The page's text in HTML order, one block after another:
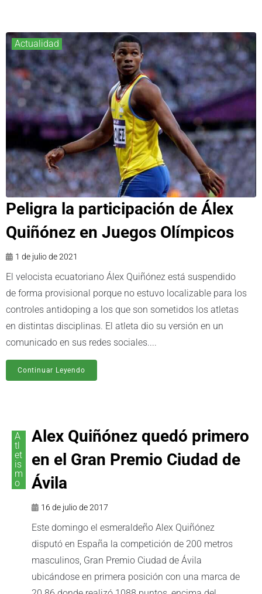
Actualidad
Peligra la participación de Álex
Quiñónez en Juegos Olímpicos
1 de julio de 2021
El velocista ecuatoriano Álex Quiñónez está suspendido
de forma provisional porque no estuvo localizable para los
controles antidoping a los que son sometidos los atletas
en distintas disciplinas. El atleta dio su versión en un
comunicado en sus redes sociales....
Continuar Leyendo
A
tl
et
is
m
o
Alex Quiñónez quedó primero
en el Gran Premio Ciudad de
Ávila
16 de julio de 2017
Este domingo el esmeraldeño Alex Quiñónez
disputó en España la competición de 200 metros
masculinos, Gran Premio Ciudad de Ávila
ubicándose en primera posición con una marca de